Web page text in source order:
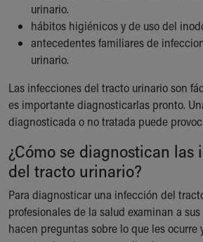
urinario.
hábitos higiénicos y de uso del
antecedentes familiares de
urinario.
Las infecciones del tracto urinario son
es importante diagnosticarlas pronto.
diagnosticada o no tratada puede
¿Cómo se diagnostican las
del tracto urinario?
Para diagnosticar una infección del
profesionales de la salud examinan a
hacen preguntas sobre lo que les ocurre